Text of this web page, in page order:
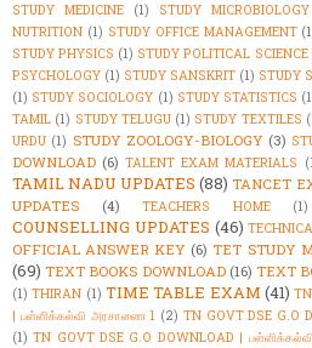
STUDY MEDICINE
(1) STUDY MICROBIOLOGY
NUTRITION (1) STUDY OFFICE MANAGEMENT
STUDY PHYSICS (1) STUDY POLITICAL SCIENCE
PSYCHOLOGY (1) STUDY SANSKRIT (1) STUDY
(1) STUDY SOCIOLOGY (1) STUDY STATISTICS
TAMIL (1) STUDY TELUGU (1) STUDY TEXTILES
URDU (1) STUDY ZOOLOGY-BIOLOGY (3)
DOWNLOAD (6) TALENT EXAM MATERIALS
TAMIL NADU UPDATES (88) TANCET
UPDATES
(4) TEACHERS HOME (1)
COUNSELLING UPDATES (46)
OFFICIAL ANSWER KEY (6) TET STUDY
(69) TEXT BOOKS DOWNLOAD (16) TEXT
(1) THIRAN (1) TIME TABLE EXAM (41) TN
| பள்ளிக்கல்வி அரசாணை 1 (2) TN GOVT DSE G.O
(1) TN GOVT DSE G.O DOWNLOAD |